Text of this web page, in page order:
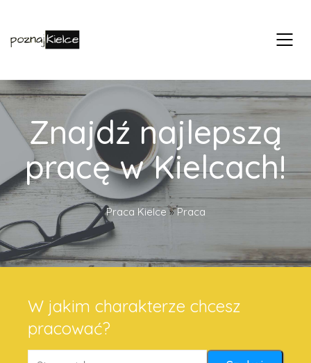
Znajdź najlepszą
pracę w Kielcach!
Praca Kielce»Praca
W jakim charakterze chcesz
pracować?